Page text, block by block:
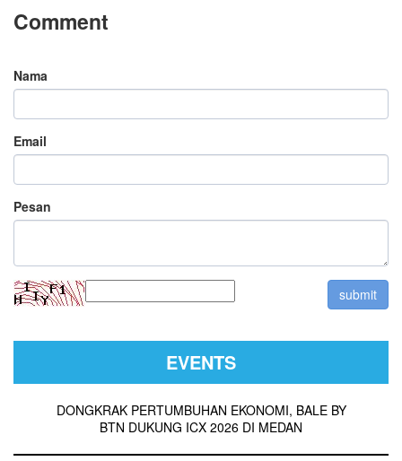
Comment
Nama
Email
Pesan
EVENTS
DONGKRAK PERTUMBUHAN EKONOMI, BALE BY
BTN DUKUNG ICX 2026 DI MEDAN